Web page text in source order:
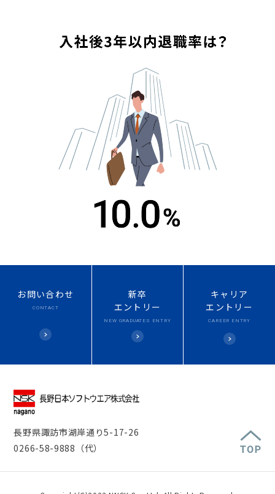
お問い合わせ
CONTACT
新卒
エントリー
NEW GRADUATES ENTRY
キャリア
エントリー
CAREER ENTRY
長野県諏訪市湖岸通り5-17-26
0266-58-9888（代）